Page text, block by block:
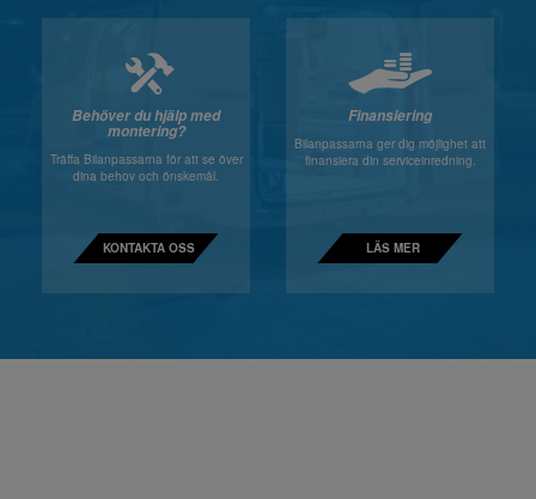
Behöver du hjälp med
montering?
Träffa Bilanpassarna för att se över
dina behov och önskemål.
KONTAKTA OSS
Finansiering
Bilanpassarna ger dig möjlighet att
finansiera din serviceinredning.
LÄS MER